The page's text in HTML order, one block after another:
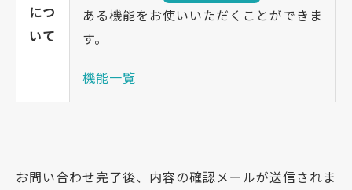
につ
いて
ある機能をお使いいただくことができま
す。
機能一覧
お問い合わせ完了後、内容の確認メールが送信されま